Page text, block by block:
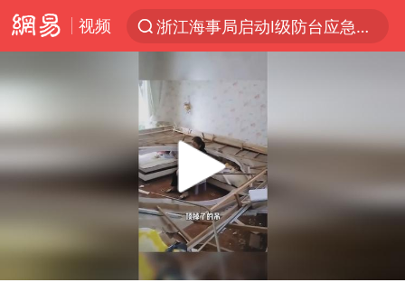
视频
浙江海事局启动Ⅰ级防台应急响应
用AI造出新病毒意味着什么
美股创4月份以来最大单周涨幅
实时追踪台风白海豚
Play
00:00